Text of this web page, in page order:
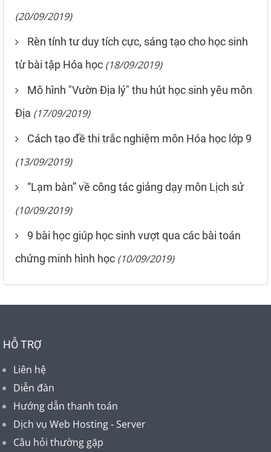
(20/09/2019)
Rèn tính tư duy tích cực, sáng tạo cho học sinh
từ bài tập Hóa học (18/09/2019)
Mô hình "Vườn Địa lý" thu hút học sinh yêu môn
Địa (17/09/2019)
Cách tạo đề thi trắc nghiệm môn Hóa học lớp 9
(13/09/2019)
“Lạm bàn” về công tác giảng dạy môn Lịch sử
(10/09/2019)
9 bài học giúp học sinh vượt qua các bài toán
chứng minh hình học (10/09/2019)
HỖ TRỢ
Liên hệ
Diễn đàn
Hướng dẫn thanh toán
Dịch vụ Web Hosting - Server
Câu hỏi thường gặp